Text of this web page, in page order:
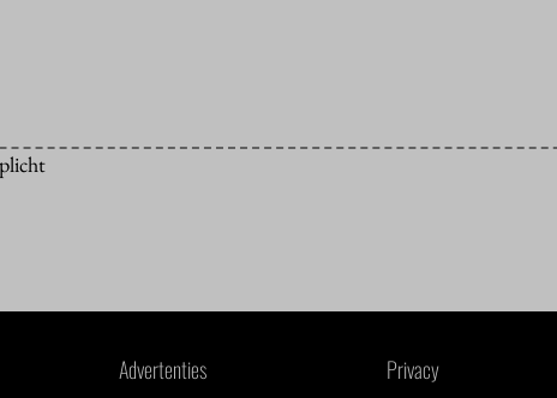
Advertenties Privacy